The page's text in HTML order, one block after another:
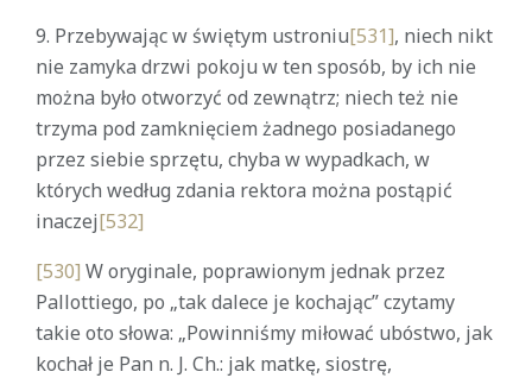
9. Przebywając w świętym ustroniu[531], niech nikt
nie zamyka drzwi pokoju w ten sposób, by ich nie
można było otworzyć od zewnątrz; niech też nie
trzyma pod zamknięciem żadnego posiadanego
przez siebie sprzętu, chyba w wypadkach, w
których według zdania rektora można postąpić
inaczej[532]
[530] W oryginale, poprawionym jednak przez
Pallottiego, po „tak dalece je kochając” czytamy
takie oto słowa: „Powinniśmy miłować ubóstwo, jak
kochał je Pan n. J. Ch.: jak matkę, siostrę,